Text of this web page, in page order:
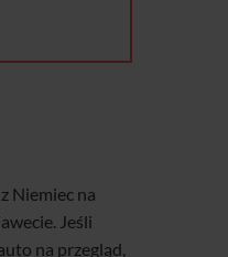
Niemiec na
Jeśli
na przegląd,